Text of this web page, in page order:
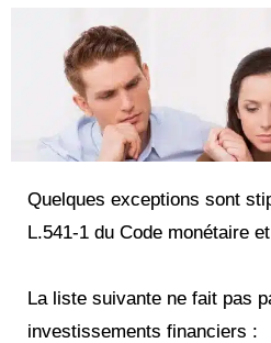
Quelques exceptions sont
L.541-1 du Code monétaire
La liste suivante ne fait pas
investissements financiers :